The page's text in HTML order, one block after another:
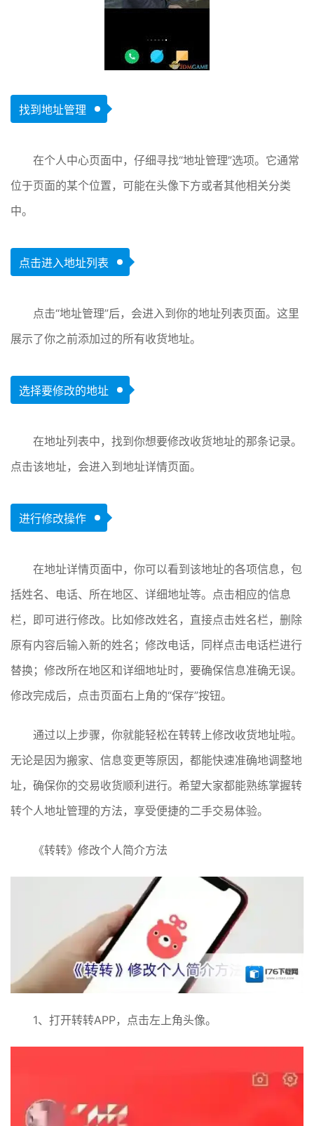
找到地址管理
在个人中心页面中，仔细寻找“地址管理”选项。它通常
位于页面的某个位置，可能在头像下方或者其他相关分类
中。
点击进入地址列表
点击“地址管理”后，会进入到你的地址列表页面。这里
展示了你之前添加过的所有收货地址。
选择要修改的地址
在地址列表中，找到你想要修改收货地址的那条记录。
点击该地址，会进入到地址详情页面。
进行修改操作
在地址详情页面中，你可以看到该地址的各项信息，包
括姓名、电话、所在地区、详细地址等。点击相应的信息
栏，即可进行修改。比如修改姓名，直接点击姓名栏，删除
原有内容后输入新的姓名；修改电话，同样点击电话栏进行
替换；修改所在地区和详细地址时，要确保信息准确无误。
修改完成后，点击页面右上角的“保存”按钮。
通过以上步骤，你就能轻松在转转上修改收货地址啦。
无论是因为搬家、信息变更等原因，都能快速准确地调整地
址，确保你的交易收货顺利进行。希望大家都能熟练掌握转
转个人地址管理的方法，享受便捷的二手交易体验。
《转转》修改个人简介方法
1、打开转转APP，点击左上角头像。